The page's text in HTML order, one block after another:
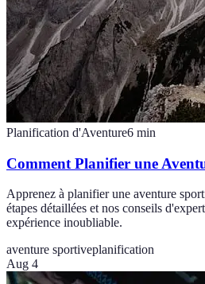
Planification d'Aventure6 min
Comment Planifier une
Apprenez à planifier une aventure
étapes détaillées et nos conseils
expérience inoubliable.
aventure sportiveplanification
Aug 4